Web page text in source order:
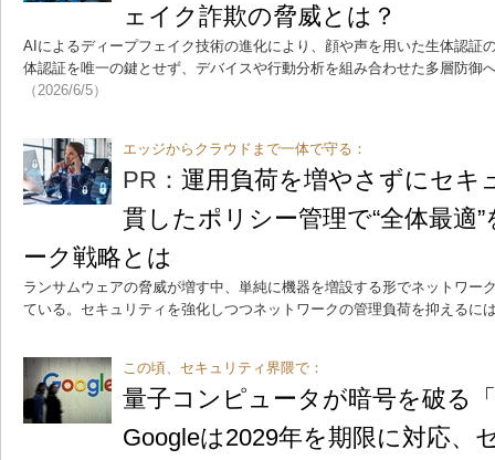
ェイク詐欺の脅威とは？
AIによるディープフェイク技術の進化により、顔や声を用いた生体認証
体認証を唯一の鍵とせず、デバイスや行動分析を組み合わせた多層防御
（2026/6/5）
エッジからクラウドまで一体で守る：
PR： 運用負荷を増やさずにセ
貫したポリシー管理で“全体最適
ーク戦略とは
ランサムウェアの脅威が増す中、単純に機器を増設する形でネットワー
ている。セキュリティを強化しつつネットワークの管理負荷を抑えるに
この頃、セキュリティ界隈で：
量子コンピュータが暗号を破る
Googleは2029年を期限に対応、